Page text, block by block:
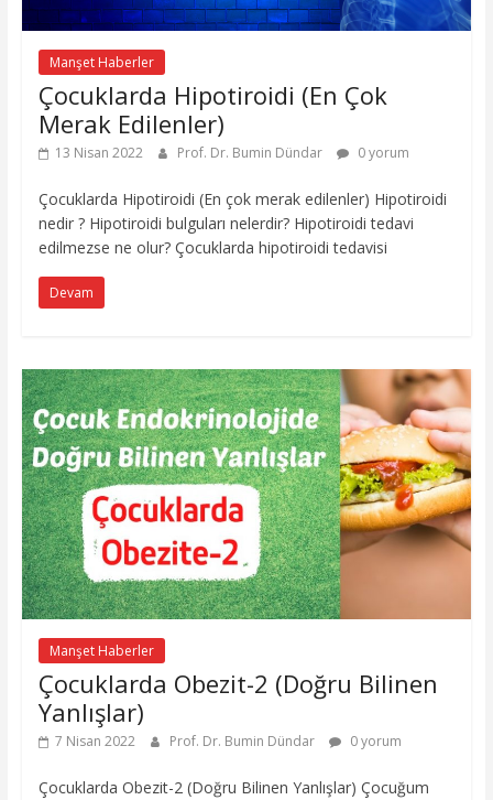
Manşet Haberler
Çocuklarda Hipotiroidi (En Çok
Merak Edilenler)
13 Nisan 2022 Prof. Dr. Bumin Dündar 0 yorum
Çocuklarda Hipotiroidi (En çok merak edilenler) Hipotiroidi
nedir ? Hipotiroidi bulguları nelerdir? Hipotiroidi tedavi
edilmezse ne olur? Çocuklarda hipotiroidi tedavisi
Devam
Manşet Haberler
Çocuklarda Obezit-2 (Doğru Bilinen
Yanlışlar)
7 Nisan 2022 Prof. Dr. Bumin Dündar 0 yorum
Çocuklarda Obezit-2 (Doğru Bilinen Yanlışlar) Çocuğum